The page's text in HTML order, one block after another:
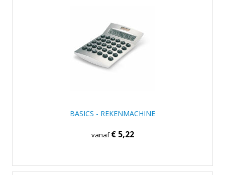
BASICS - REKENMACHINE
vanaf€ 5,22